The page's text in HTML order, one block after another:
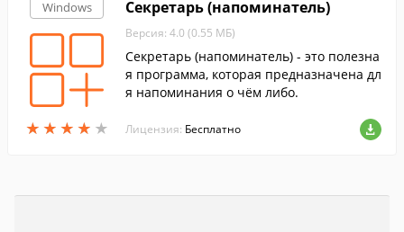
Windows
★ ★ ★ ★ ★
★ ★ ★ ★ ★
Секретарь (напоминатель)
Версия: 4.0 (0.55 МБ)
Секретарь (напоминатель) - это полезна
я программа, которая предназначена дл
я напоминания о чём либо.
Лицензия: Бесплатно